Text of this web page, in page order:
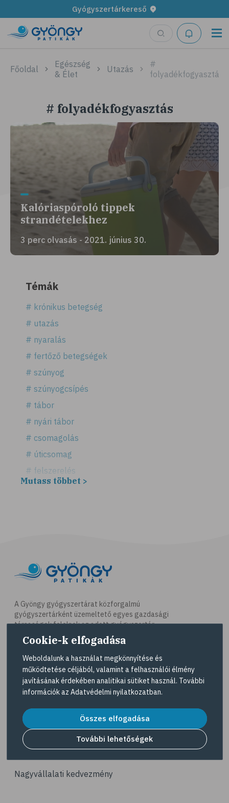
Gyógyszertárkereső
Főoldal
Egészség
& Élet
Utazás
#
folyadékfogyasztás
# folyadékfogyasztás
Kalóriaspóroló tippek
strandételekhez
3 perc olvasás - 2021. június 30.
Témák
# krónikus betegség
# utazás
# nyaralás
# fertőző betegségek
# szúnyog
# szúnyogcsípés
# tábor
# nyári tábor
# csomagolás
# úticsomag
# felszerelés
# útipatika
# strandolás
# strandétel
# kalória
# hányinger
# hányás
# szédülés
# tengeribetegség
# kikapcsolódás
# Valentin-nap
# vulkán
Mutass többet >
A Gyöngy gyógyszertárat közforgalmú
gyógyszertárként üzemeltető egyes gazdasági
társaságok felelnek az adott gyógyszertár
működésért. A Gyöngy gyógyszertárak listáját és
elérhetőségeit a Gyógyszertár kereső
tekintheti meg.
Navigáció
Dermokozmetikumok
Gyöngy Patika Magazin
Nagyvállalati kedvezmény
Cookie-k elfogadása
Weboldalunk a használat megkönnyítése és
működtetése céljából, valamint a felhasználói élmény
javításának érdekében analitikai sütiket használ. További
információk az Adatvédelmi nyilatkozatban.
Összes elfogadása
További lehetőségek